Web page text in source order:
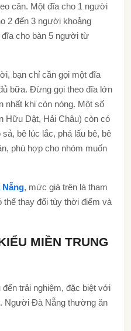
cân. Một đĩa cho 1 người
2 đến 3 người khoảng
đĩa cho bàn 5 người từ
bạn chỉ cần gọi một đĩa
bữa. Đừng gọi theo đĩa lớn
nhất khi còn nóng. Một số
Hữu Dật, Hải Châu) còn có
bê lúc lắc, phá lấu bê, bê
phù hợp cho nhóm muốn
, mức giá trên là tham
thể thay đổi tùy thời điểm và
MIỀN TRUNG
trải nghiệm, đặc biệt với
Người Đà Nẵng thường ăn